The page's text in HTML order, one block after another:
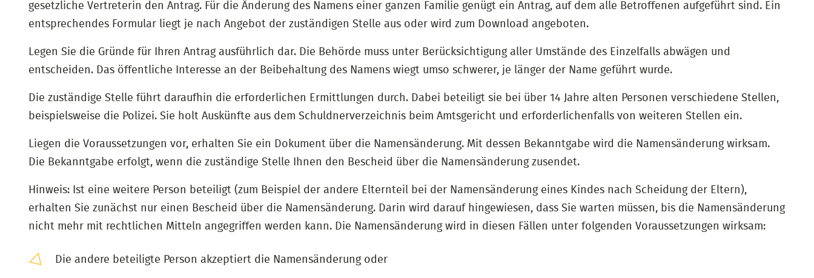
gesetzliche Vertreterin den Antrag. Für die Änderung des Namens einer ganzen Familie genügt ein Antrag, auf dem alle Betroffenen aufgeführt sind. Ein
entsprechendes Formular liegt je nach Angebot der zuständigen Stelle aus oder wird zum Download angeboten.
Legen Sie die Gründe für Ihren Antrag ausführlich dar. Die Behörde muss unter Berücksichtigung aller Umstände des Einzelfalls abwägen und
entscheiden. Das öffentliche Interesse an der Beibehaltung des Namens wiegt umso schwerer, je länger der Name geführt wurde.
Die zuständige Stelle führt daraufhin die erforderlichen Ermittlungen durch. Dabei beteiligt sie bei über 14 Jahre alten Personen verschiedene Stellen,
beispielsweise die Polizei. Sie holt Auskünfte aus dem Schuldnerverzeichnis beim Amtsgericht und erforderlichenfalls von weiteren Stellen ein.
Liegen die Voraussetzungen vor, erhalten Sie ein Dokument über die Namensänderung. Mit dessen Bekanntgabe wird die Namensänderung wirksam.
Die Bekanntgabe erfolgt, wenn die zuständige Stelle Ihnen den Bescheid über die Namensänderung zusendet.
Hinweis: Ist eine weitere Person beteiligt (zum Beispiel der andere Elternteil bei der Namensänderung eines Kindes nach Scheidung der Eltern),
erhalten Sie zunächst nur einen Bescheid über die Namensänderung. Darin wird darauf hingewiesen, dass Sie warten müssen, bis die Namensänderung
nicht mehr mit rechtlichen Mitteln angegriffen werden kann. Die Namensänderung wird in diesen Fällen unter folgenden Voraussetzungen wirksam:
Die andere beteiligte Person akzeptiert die Namensänderung oder